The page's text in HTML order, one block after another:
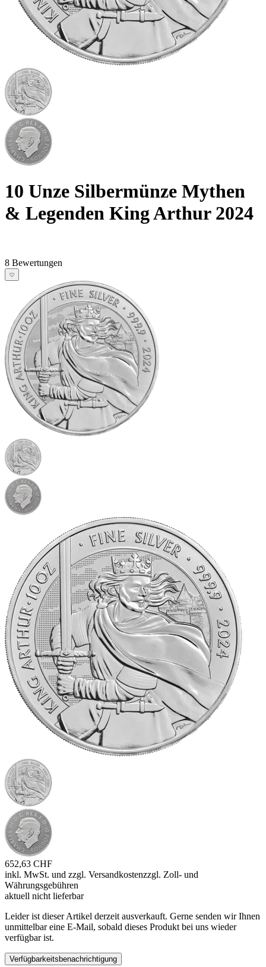
10 Unze Silbermünze Mythen
& Legenden King Arthur 2024
8 Bewertungen
652,63 CHF
inkl. MwSt. und zzgl. Versandkostenzzgl. Zoll- und
Währungsgebühren
aktuell nicht lieferbar
Leider ist dieser Artikel derzeit ausverkauft. Gerne senden wir Ihnen
unmittelbar eine E-Mail, sobald dieses Produkt bei uns wieder
verfügbar ist.
Verfügbarkeitsbenachrichtigung